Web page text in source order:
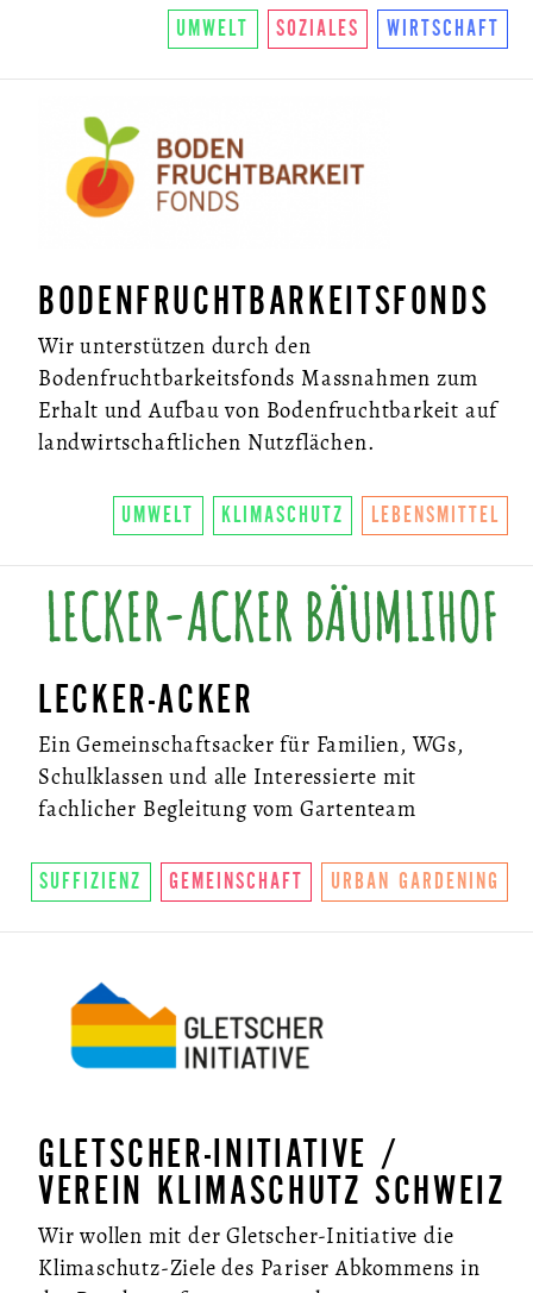
UMWELT SOZIALES WIRTSCHAFT
BODENFRUCHTBARKEITSFONDS
Wir unterstützen durch den
Bodenfruchtbarkeitsfonds Massnahmen zum
Erhalt und Aufbau von Bodenfruchtbarkeit auf
landwirtschaftlichen Nutzflächen.
UMWELT KLIMASCHUTZ LEBENSMITTEL
LECKER-ACKER
Ein Gemeinschaftsacker für Familien, WGs,
Schulklassen und alle Interessierte mit
fachlicher Begleitung vom Gartenteam
SUFFIZIENZ GEMEINSCHAFT URBAN GARDENING
GLETSCHER-INITIATIVE /
VEREIN KLIMASCHUTZ SCHWEIZ
Wir wollen mit der Gletscher-Initiative die
Klimaschutz-Ziele des Pariser Abkommens in